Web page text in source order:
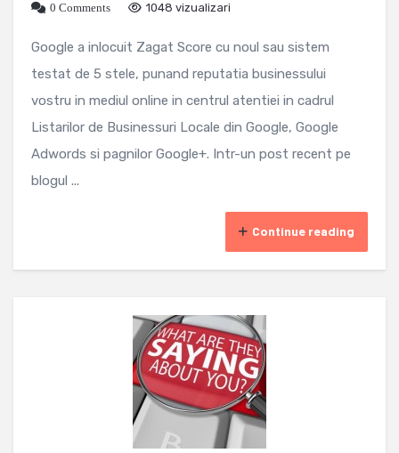
0 Comments
1048 vizualizari
Google a inlocuit Zagat Score cu noul sau sistem
testat de 5 stele, punand reputatia businessului
vostru in mediul online in centrul atentiei in cadrul
Listarilor de Businessuri Locale din Google, Google
Adwords si pagnilor Google+. Intr-un post recent pe
blogul ...
Continue reading